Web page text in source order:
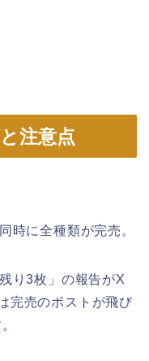
注意点
時に全種類が完売。
り3枚」の報告がX
完売のポストが飛び